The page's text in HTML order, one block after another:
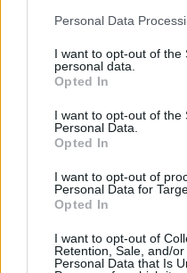
Personal Data
I want to opt-out of the
personal data.
Opted In
I want to opt-out of the
Personal Data.
Opted In
I want to opt-out of
Personal Data for
Opted In
I want to opt-out of
Retention, Sale, and/
Personal Data that Is